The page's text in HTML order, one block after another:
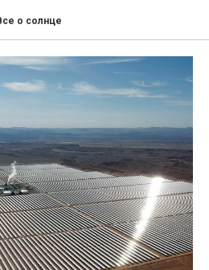
о солнце